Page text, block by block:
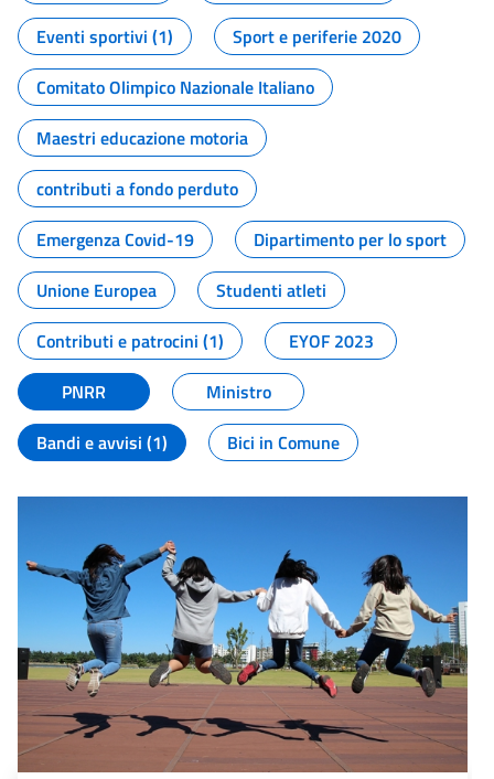
Eventi sportivi (1)
Sport e periferie 2020
Comitato Olimpico Nazionale Italiano
Maestri educazione motoria
contributi a fondo perduto
Emergenza Covid-19
Dipartimento per lo sport
Unione Europea
Studenti atleti
Contributi e patrocini (1)
EYOF 2023
PNRR
Ministro
Bandi e avvisi (1)
Bici in Comune